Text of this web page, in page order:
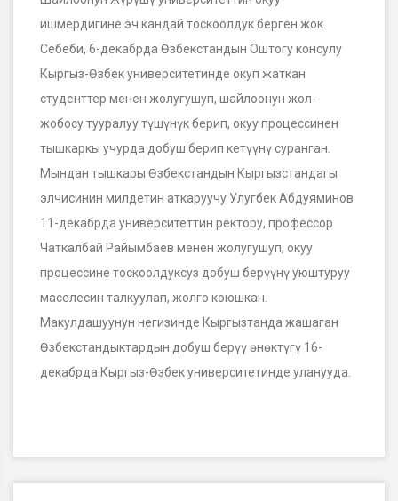
ишмердигине эч кандай тоскоолдук берген жок.
Себеби, 6-декабрда Өзбекстандын Оштогу консулу
Кыргыз-Өзбек университетинде окуп жаткан
студенттер менен жолугушуп, шайлоонун жол-
жобосу тууралуу түшүнүк берип, окуу процессинен
тышкаркы учурда добуш берип кетүүнү суранган.
Мындан тышкары Өзбекстандын Кыргызстандагы
элчисинин милдетин аткаруучу Улугбек Абдуяминов
11-декабрда университеттин ректору, профессор
Чаткалбай Райымбаев менен жолугушуп, окуу
процессине тоскоолдуксуз добуш берүүнү уюштуруу
маселесин талкуулап, жолго коюшкан.
Макулдашуунун негизинде Кыргызтанда жашаган
Өзбекстандыктардын добуш берүү өнөктүгү 16-
декабрда Кыргыз-Өзбек университетинде уланууда.